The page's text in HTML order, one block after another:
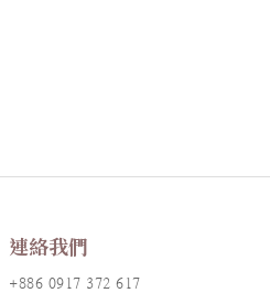
連絡我們
+886 0917 372 617